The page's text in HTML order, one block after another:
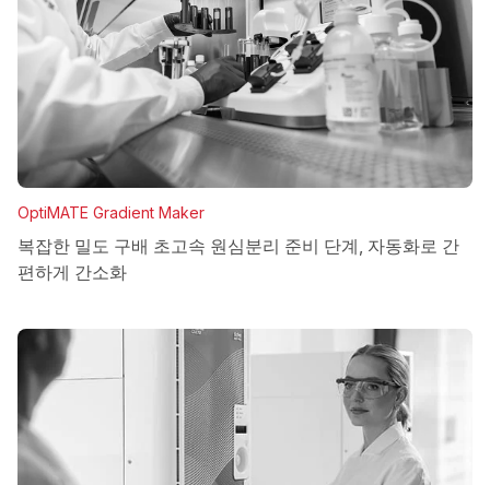
OptiMATE Gradient Maker
복잡한 밀도 구배 초고속 원심분리 준비 단계, 자동화로 간
편하게 간소화